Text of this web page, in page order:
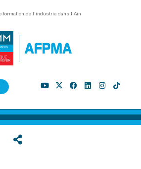
formation de l’industrie dans l’Ain